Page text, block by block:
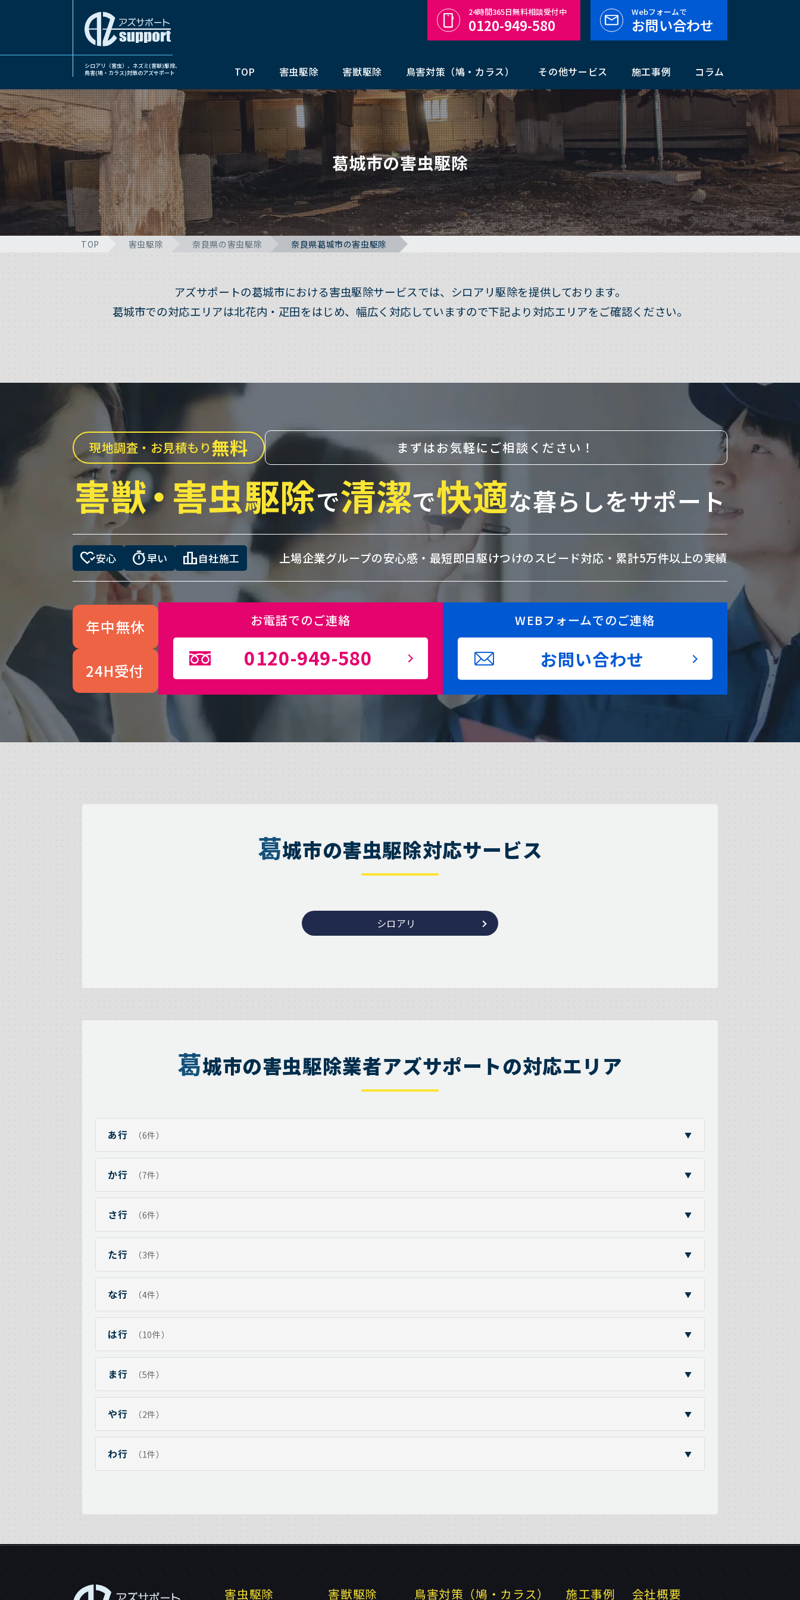
シロアリ（害虫）、ネズミ(害獣)駆除、
鳥害(鳩・カラス)対策のアズサポート
TOP 害虫駆除 害獣駆除 鳥害対策（鳩・カラス） その他サービス 施工事例 コラム
24時間365日無料相談受付中
0120-949-580
Webフォームで
お問い合わせ
葛城市の害虫駆除
TOP 害虫駆除 奈良県の害虫駆除 奈良県葛城市の害虫駆除
アズサポートの葛城市における害虫駆除サービスでは、シロアリ駆除を提供しております。
葛城市での対応エリアは北花内・疋田をはじめ、幅広く対応していますので下記より対応エリアをご確認ください。
現地調査・お見積もり無料 まずはお気軽にご相談ください！
害獣・害虫駆除で清潔で快適な暮らしをサポート
heart_check安心 timer早い leaderboard自社施工 上場企業グループの安心感・ 最短即日駆けつけのスピード対応・ 累計5万件以上の実績
年中無休
24H受付
お電話でのご連絡
0120-949-580
WEBフォームでのご連絡
お問い合わせ
葛城市の害虫駆除対応サービス
シロアリ
葛城市の害虫駆除業者アズサポートの対応エリア
あ行 （6件） ▼
か行 （7件） ▼
さ行 （6件） ▼
た行 （3件） ▼
な行 （4件） ▼
は行 （10件） ▼
ま行 （5件） ▼
や行 （2件） ▼
わ行 （1件） ▼
害虫駆除 害獣駆除 鳥害対策（鳩・カラス） 施工事例 会社概要